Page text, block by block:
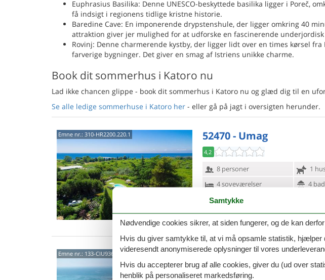
Euphrasius Basilika: Denne UNESCO-beskyttede basilika ligger i Poreč,
få indsigt i regionens tidlige kristne historie.
Baredine Cave: En imponerende drypstenshule, der ligger omkring 40
attraktion giver jer mulighed for at udforske en fascinerende
Rovinj: Denne charmerende kystby, der ligger lidt over en times kørsel
farverige bygninger. Det giver en smag af Istriens unikke charme.
Book dit sommerhus i Katoro nu
Lad ikke chancen glippe - book dit sommerhus i Katoro nu og glæd dig til en
Se alle ledige sommerhuse i Katoro her - eller gå på jagt i oversigten herunder.
Emne nr.: 310-HR2200.220.1 52470 - Umag
4,2
8 personer
1
4 soveværelser
4
Vand 160
VIS MERE
Emne nr.: 133-CIU936 Katoro - 52470 - Umag
Nyd solrige dage ved havet i denne
Samtykke
Nødvendige cookies sikrer, at siden fungerer, og de kan
Hvis du giver samtykke til, at vi må opsamle statistik,
videresendt anonymiserede oplysninger til vores
Hvis du accepterer brug af alle cookies, giver du (ud over
henblik på personaliseret markedsføring.